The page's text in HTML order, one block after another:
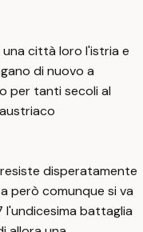
città loro l'istria e
di nuovo a
per tanti secoli al
disperatamente
però comunque si va
l'undicesima battaglia